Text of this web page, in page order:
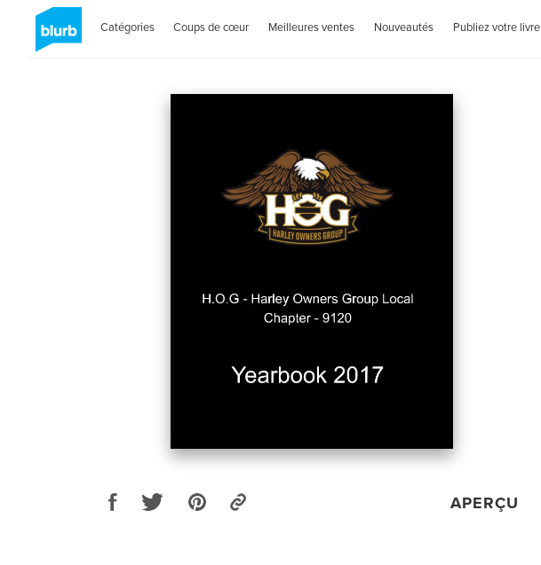
Catégories Coups de cœur Meilleures ventes Nouveautés Publiez votre livre
APERÇU